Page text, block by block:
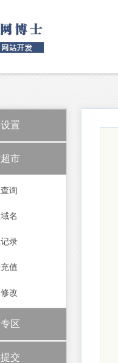
置
市
询
名
录
值
改
区
交